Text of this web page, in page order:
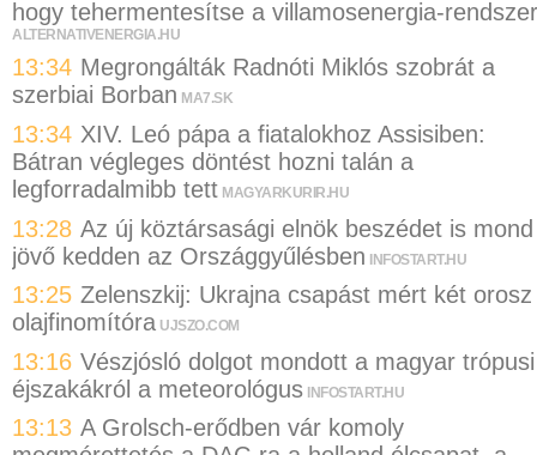
hogy tehermentesítse a villamosenergia-
ALTERNATIVENERGIA.HU
13:34 Megrongálták Radnóti Miklós szobrát a
szerbiai Borban MA7.SK
13:34 XIV. Leó pápa a fiatalokhoz Assisiben:
Bátran végleges döntést hozni talán a
legforradalmibb tett MAGYARKURIR.HU
13:28 Az új köztársasági elnök beszédet is mond
jövő kedden az Országgyűlésben INFOSTART.HU
13:25 Zelenszkij: Ukrajna csapást mért két orosz
olajfinomítóra UJSZO.COM
13:16 Vészjósló dolgot mondott a magyar trópusi
éjszakákról a meteorológus INFOSTART.HU
13:13 A Grolsch-erődben vár komoly